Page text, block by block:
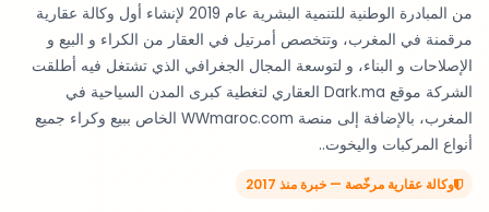
من المبادرة الوطنية للتنمية البشرية عام 2019 لإنشاء أول وكالة عقارية
مرقمنة في المغرب، وتتخصص أمرتيل في العقار من الكراء و البيع و
الإصلاحات و البناء، و لتوسعة المجال الجغرافي الذي تشتغل فيه أطلقت
الشركة موقع Dark.ma العقاري لتغطية كبرى المدن السياحية في
المغرب، بالإضافة إلى منصة WWmaroc.com الخاص ببيع وكراء جميع
أنواع المركبات واليخوت..
وكالة عقارية مرخّصة — خبرة منذ 2017